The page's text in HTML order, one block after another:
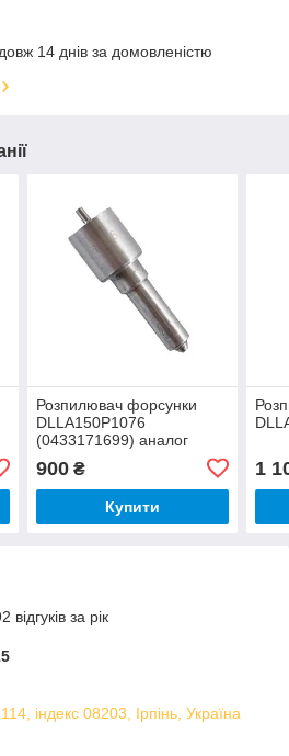
14 днів за домовленістю
Розпилювач форсунки
DLLA150P1076
(0433171699) аналог
900₴
Купити
1
за рік
індекс 08203, Ірпінь, Україна